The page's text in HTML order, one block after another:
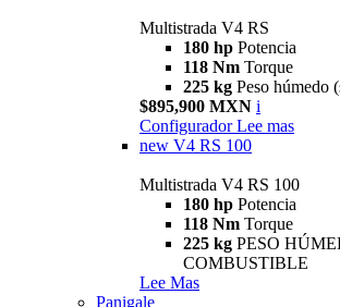
Multistrada V4 RS
180 hp Potencia
118 Nm Torque
225 kg Peso húmedo
$895,900 MXN i
Configurador Lee mas
new V4 RS 100
Multistrada V4 RS 100
180 hp Potencia
118 Nm Torque
225 kg PESO
COMBUSTIBLE
Lee Mas
Panigale